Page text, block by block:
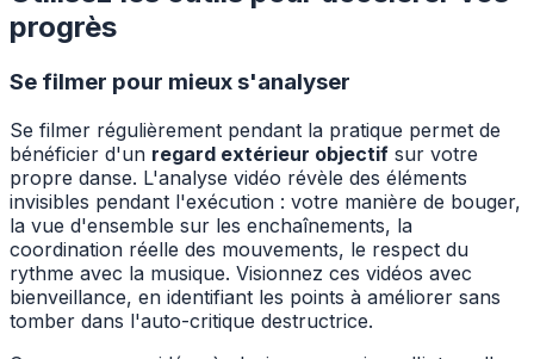
progrès
Se filmer pour mieux s'analyser
Se filmer régulièrement pendant la pratique permet de
bénéficier d'un regard extérieur objectif sur votre
propre danse. L'analyse vidéo révèle des éléments
invisibles pendant l'exécution : votre manière de bouger,
la vue d'ensemble sur les enchaînements, la
coordination réelle des mouvements, le respect du
rythme avec la musique. Visionnez ces vidéos avec
bienveillance, en identifiant les points à améliorer sans
tomber dans l'auto-critique destructrice.